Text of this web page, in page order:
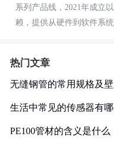
系列产品线，2021年成立
赖，提供从硬件到软件系
热门文章
无缝钢管的常用规格及
生活中常见的传感器有
PE100管材的含义是什么